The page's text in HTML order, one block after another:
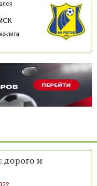
лига
дорого и